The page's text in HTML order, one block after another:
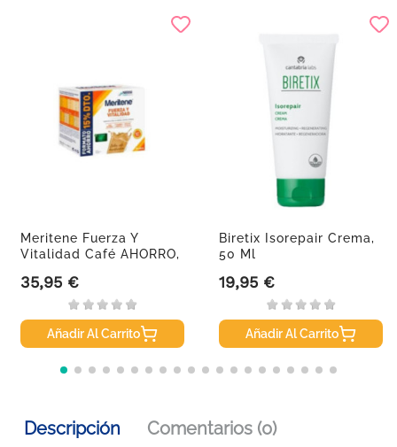
Meritene Fuerza Y
Vitalidad Café AHORRO,
Precio
35,95 €
Añadir Al Carrito
Biretix Isorepair Crema,
50 Ml
Precio
19,95 €
Añadir Al Carrito
Descripción Comentarios (0)